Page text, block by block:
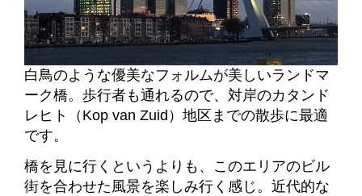
白鳥のような優美なフォルムが美しいランドマ
ーク橋。歩行者も通れるので、対岸のカタンド
レヒト（Kop van Zuid）地区までの散歩に最適
です。
橋を見に行くというよりも、このエリアのビル
街を合わせた風景を楽しみ行く感じ。近代的な